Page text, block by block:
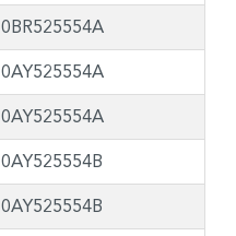
0BR525554A
0AY525554A
0AY525554A
0AY525554B
0AY525554B